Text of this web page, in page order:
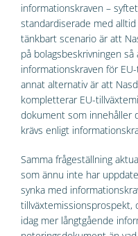
informationskraven –
standardiserade med
tänkbart scenario är att
på bolagsbeskrivningen
informationskraven för
annat alternativ är att
kompletterar EU-
dokument som innehåller
krävs enligt
Samma frågeställning
som ännu inte har
synka med
tillväxtemissionsprospekt,
idag mer långtgående